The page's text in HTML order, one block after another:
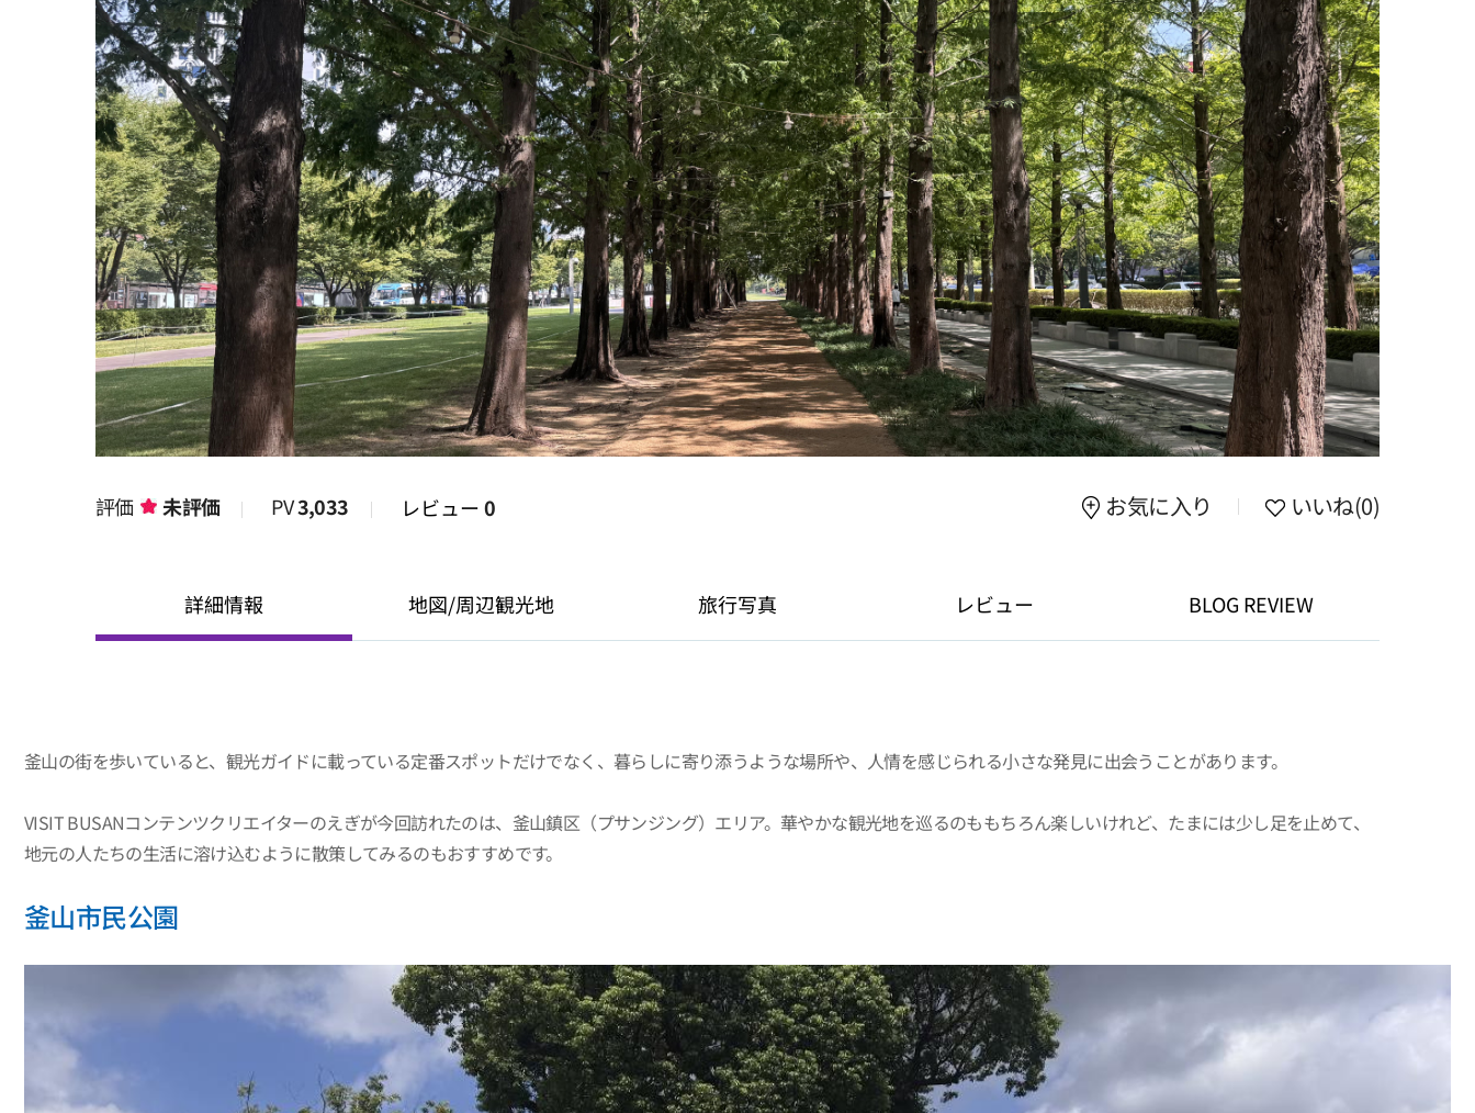
評価 未評価 PV3,033 レビュー0 お気に入り いいね(0)
詳細情報 地図/周辺観光地 旅行写真 レビュー BLOG REVIEW
釜山の街を歩いていると、観光ガイドに載っている定番スポットだけでなく、暮らしに寄り添うような場所や、人情を感じられる小さな発見に出会うことがあります。
VISIT BUSANコンテンツクリエイターのえぎが今回訪れたのは、釜山鎮区（プサンジング）エリア。華やかな観光地を巡るのももちろん楽しいけれど、たまには少し足を止めて、
地元の人たちの生活に溶け込むように散策してみるのもおすすめです。
釜山市民公園